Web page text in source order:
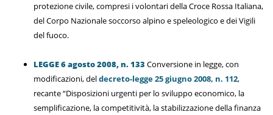
protezione civile, compresi i volontari della Croce Rossa Italiana,
del Corpo Nazionale soccorso alpino e speleologico e dei Vigili
del fuoco.
LEGGE 6 agosto 2008, n. 133 Conversione in legge, con
modificazioni, deldecreto-legge 25 giugno 2008, n. 112,
recante “Disposizioni urgenti per lo sviluppo economico, la
semplificazione, la competitività, la stabilizzazione della finanza